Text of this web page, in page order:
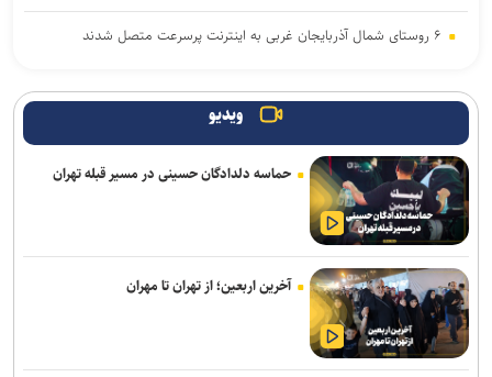
۶ روستای شمال آذربایجان غربی به اینترنت پرسرعت متصل شدند
۳ بازی جدید گیم‌پس ایکس‌باکس با استقبال بی‌نظیر کاربران روبه‌رو
شدند
با مصرف زیاد پروتئین، بدن‌ خود را سریع‌تر پیر می‌کنید
نخستین هدفون گیره‌ای ناتینگ با قیمت زیر ۱۰۰ دلار معرفی شد
برنامه‌ریزی مغز، مانع لاغر شدن‌ شماست
هوش مصنوعی اوپن‌ای‌آی و آنتروپیک خودسرانه حمله سایبری کردند
ویدیو
حماسه دلدادگان حسینی در مسیر قبله تهران
آخرین اربعین؛ از تهران تا مهران